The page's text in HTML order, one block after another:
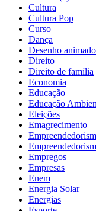
Cultura
Cultura Pop
Curso
Dança
Desenho animado
Direito
Direito de família
Economia
Educação
Educação
Eleições
Emagrecimento
Empregos
Empresas
Enem
Energia Solar
Energias